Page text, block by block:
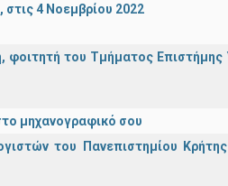
4 Νοεμβρίου 2022
φοιτητή του Τμήματος
μηχανογραφικό σου
του Πανεπιστημίου